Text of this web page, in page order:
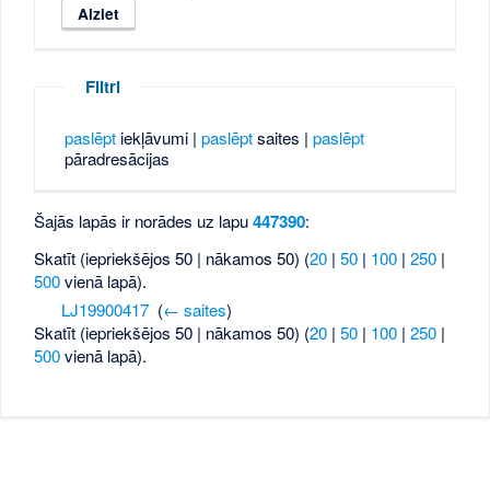
Filtri
paslēptiekļāvumi | paslēptsaites | paslēpt
pāradresācijas
Šajās lapās ir norādes uz lapu447390:
Skatīt (iepriekšējos 50 | nākamos 50) (20 |50 | 100 |250 |
500vienā lapā).
LJ19900417‎ (← saites)
Skatīt (iepriekšējos 50 | nākamos 50) (20 |50 | 100 |250 |
500vienā lapā).